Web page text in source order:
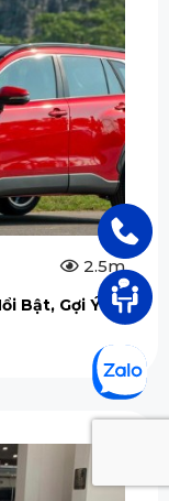
2.5m
Bật, Gợi Ý